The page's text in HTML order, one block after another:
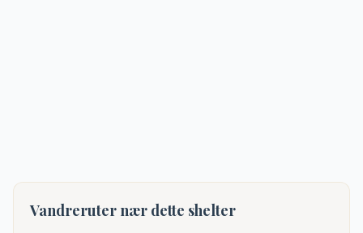
Vandreruter nær dette shelter